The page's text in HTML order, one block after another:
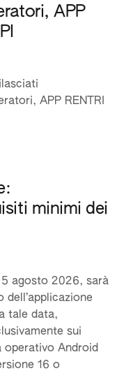
APP
APP RENTRI
minimi dei
agosto 2026, sarà
dell’applicazione
tale data,
sui
Android
16 o